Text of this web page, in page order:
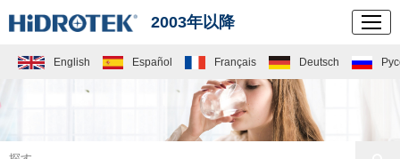
2003年以降
English Español Français Deutsch